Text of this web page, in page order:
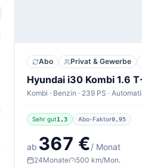
Abo Privat & Gewerbe
Sehr gut1,3 Abo-Faktor0,95
ab 367 €/ Monat
24Monate
500 km/Mon.